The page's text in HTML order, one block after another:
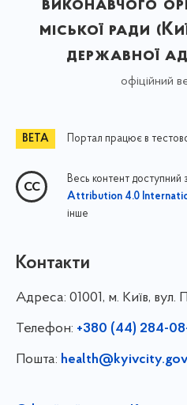
виконавчого
міської ради
державної
офіційний
Портал працює в
Весь контент доступний
Attribution 4.0
інше
Контакти
Адреса: 01001, м. Київ, вул.
Телефон: +380 (44) 284-
Пошта: